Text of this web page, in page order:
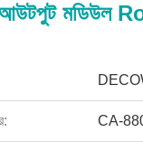
মডিউল
CA-